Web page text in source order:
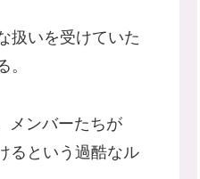
扱いを受けていた
メンバーたちが
るという過酷なル